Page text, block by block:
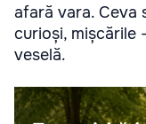
afară vara. Ceva
curioși, mișcările
veselă.